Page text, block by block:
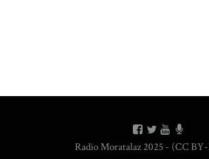
Radio Moratalaz 2025 - (CC